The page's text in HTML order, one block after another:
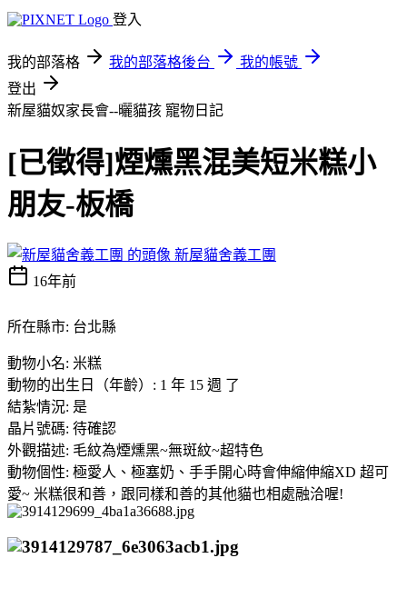
登入
我的部落格 我的部落格後台
我的帳號
登出
新屋貓奴家長會--曬貓孩 寵物日記
[已徵得]煙燻黑混美短米糕小
朋友-板橋
新屋貓舍義工團
16年前
所在縣市: 台北縣
動物小名: 米糕
動物的出生日（年齡）: 1 年 15 週 了
結紮情況: 是
晶片號碼: 待確認
外觀描述: 毛紋為煙燻黑~無斑紋~超特色
動物個性: 極愛人、極塞奶、手手開心時會伸縮伸縮XD 超可
愛~ 米糕很和善，跟同樣和善的其他貓也相處融洽喔!